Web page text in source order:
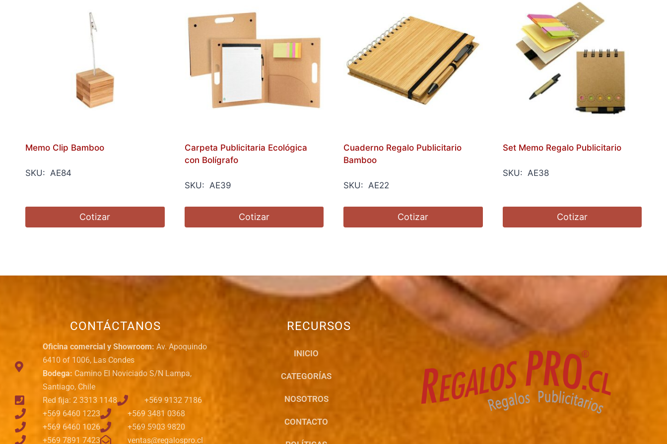
Memo Clip Bamboo
SKU: AE84
Cotizar
Carpeta Publicitaria Ecológica
con Bolígrafo
SKU: AE39
Cotizar
Cuaderno Regalo Publicitario
Bamboo
SKU: AE22
Cotizar
Set Memo Regalo Publicitario
SKU: AE38
Cotizar
CONTÁCTANOS
Oficina comercial y Showroom: Av. Apoquindo
6410 of 1006, Las Condes
Bodega: Camino El Noviciado S/N Lampa,
Santiago, Chile
Red fija: 2 3313 1148
+569 9132 7186
+569 6460 1223
+569 3481 0368
+569 6460 1026
+569 5903 9820
+569 7891 7423
ventas@regalospro.cl
RECURSOS
INICIO
CATEGORÍAS
NOSOTROS
CONTACTO